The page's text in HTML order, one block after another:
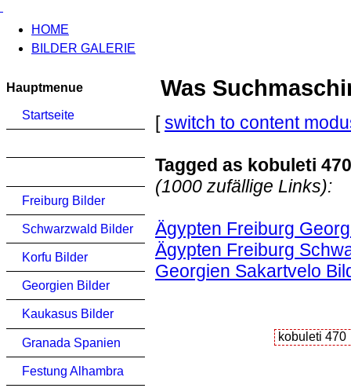
HOME
BILDER GALERIE
Hauptmenue
Startseite
Freiburg Bilder
Schwarzwald Bilder
Korfu Bilder
Georgien Bilder
Kaukasus Bilder
Granada Spanien
Festung Alhambra
Was
[switch to content
Tagged as kobuleti 470
(1000 zufällige Links):
Ägypten Freiburg
Ägypten Freiburg
Georgien Sakartvelo